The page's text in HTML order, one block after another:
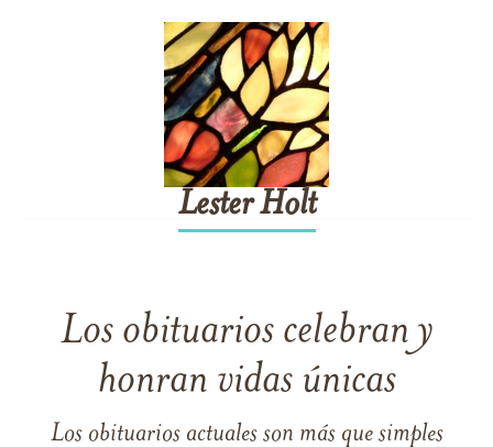
Lester Holt
Los obituarios celebran y
honran vidas únicas
Los obituarios actuales son más que simples